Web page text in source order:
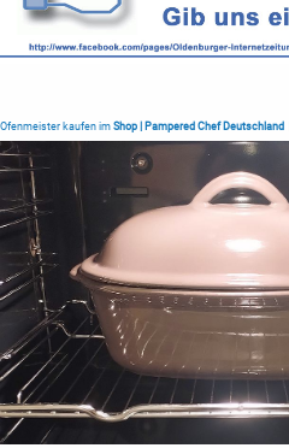
Ofenmeister kaufen im Shop | Pampered Chef Deutschland